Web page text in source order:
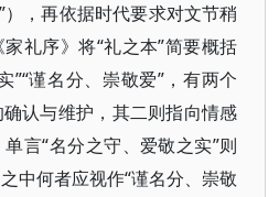
），再依据时代要求对文节稍
礼序》将“礼之本”简要概括
”“谨名分、崇敬爱”，有两个
认与维护，其二则指向情感
言“名分之守、爱敬之实”则
中何者应视作“谨名分、崇敬